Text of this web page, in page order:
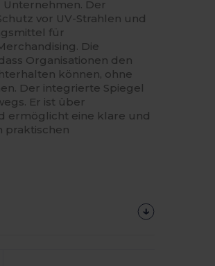
Der
vor UV-Strahlen und
für
Die
Organisationen den
können, ohne
Der integrierte Spiegel
Er ist über
ermöglicht eine klare und
praktischen